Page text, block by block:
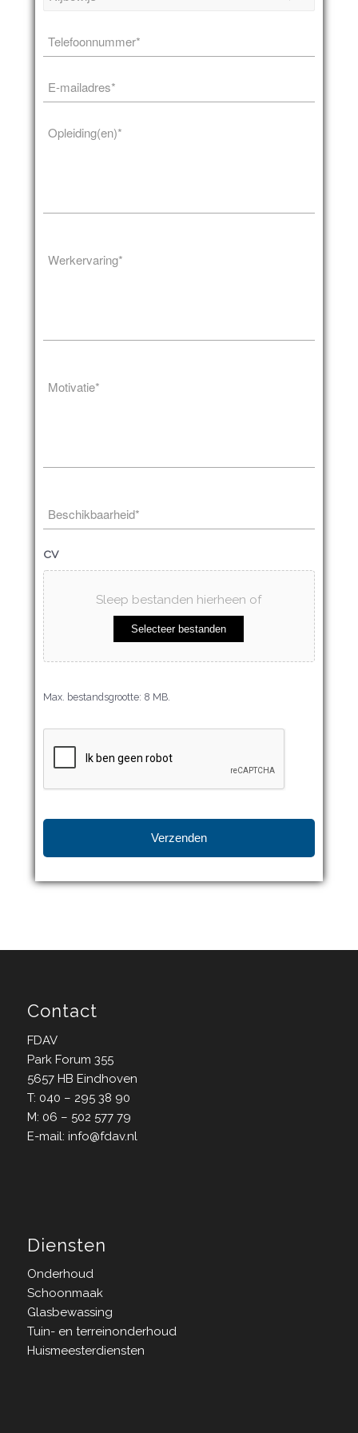
mailadres *
CV
Sleep bestanden hierheen of
Selecteer bestanden
Max. bestandsgrootte: 8 MB.
Contact
FDAV
Park Forum 355
5657 HB Eindhoven
T: 040 – 295 38 90
M: 06 – 502 577 79
E-mail: info@fdav.nl
Diensten
Onderhoud
Schoonmaak
Glasbewassing
Tuin- en terreinonderhoud
Huismeesterdiensten